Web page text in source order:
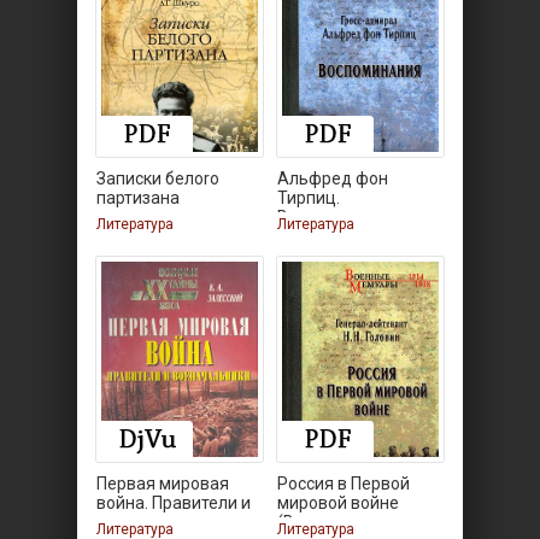
Записки белоrо
партизана
Литература
Альфред фон
Тирпиц.
Воспоминания
Литература
Первая мировая
война. Правители и
Литература
Россия в Первой
мировой войне
(Военные
Литература